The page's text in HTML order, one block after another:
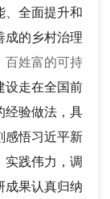
、全面提升和
成的乡村治理
百姓富的可持
设走在全国前
经验做法，具
感悟习近平新
实践伟力，调
成果认真归纳